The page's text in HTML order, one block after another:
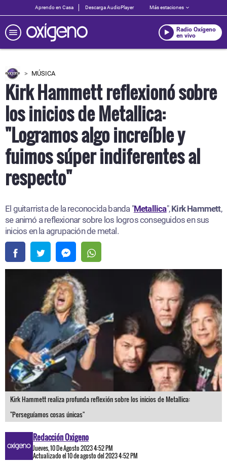
Aprendo en Casa Descarga AudioPlayer Más estaciones
Radio Oxígeno
en vivo
MÚSICA
Kirk Hammett reflexionó sobre
los inicios de Metallica:
"Logramos algo increíble y
fuimos súper indiferentes al
respecto"
El guitarrista de la reconocida banda "Metallica",Kirk Hammett,
se animó a reflexionar sobre los logros conseguidos en sus
inicios en la agrupación de metal.
Kirk Hammett realiza profunda reflexión sobre los inicios de Metallica:
"Perseguíamos cosas únicas"
Redacción Oxigeno
Jueves, 10 De Agosto 2023 4:52 PM
Actualizado el 10 de agosto del 2023 4:52 PM